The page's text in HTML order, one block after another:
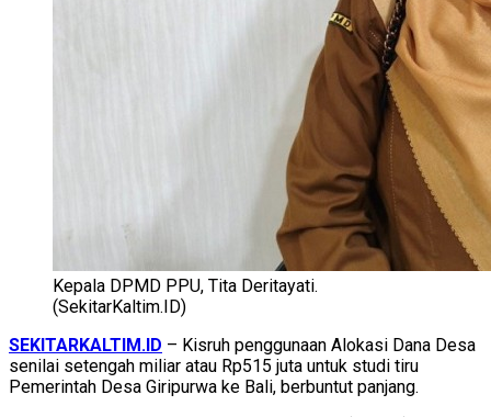
Kepala DPMD PPU, Tita Deritayati.
(SekitarKaltim.ID)
SEKITARKALTIM.ID – Kisruh penggunaan Alokasi Dana Desa
senilai setengah miliar atau Rp515 juta untuk studi tiru
Pemerintah Desa Giripurwa ke Bali, berbuntut panjang.